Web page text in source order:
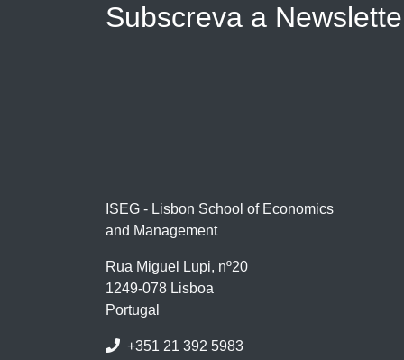
Subscreva a
ISEG - Lisbon School of Economics
and Management
Rua Miguel Lupi, nº20
1249-078 Lisboa
Portugal
+351 21 392 5983